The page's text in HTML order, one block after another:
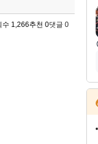
수 1,266추천 0댓글 0